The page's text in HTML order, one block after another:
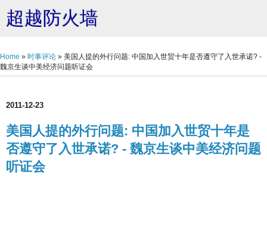
超越防火墙
Home » 时事评论 » 美国人提的外行问题: 中国加入世贸十年是否遵守了入世承诺? -
魏京生谈中美经济问题听证会
2011-12-23
美国人提的外行问题: 中国加入世贸十年是
否遵守了入世承诺? - 魏京生谈中美经济问题
听证会